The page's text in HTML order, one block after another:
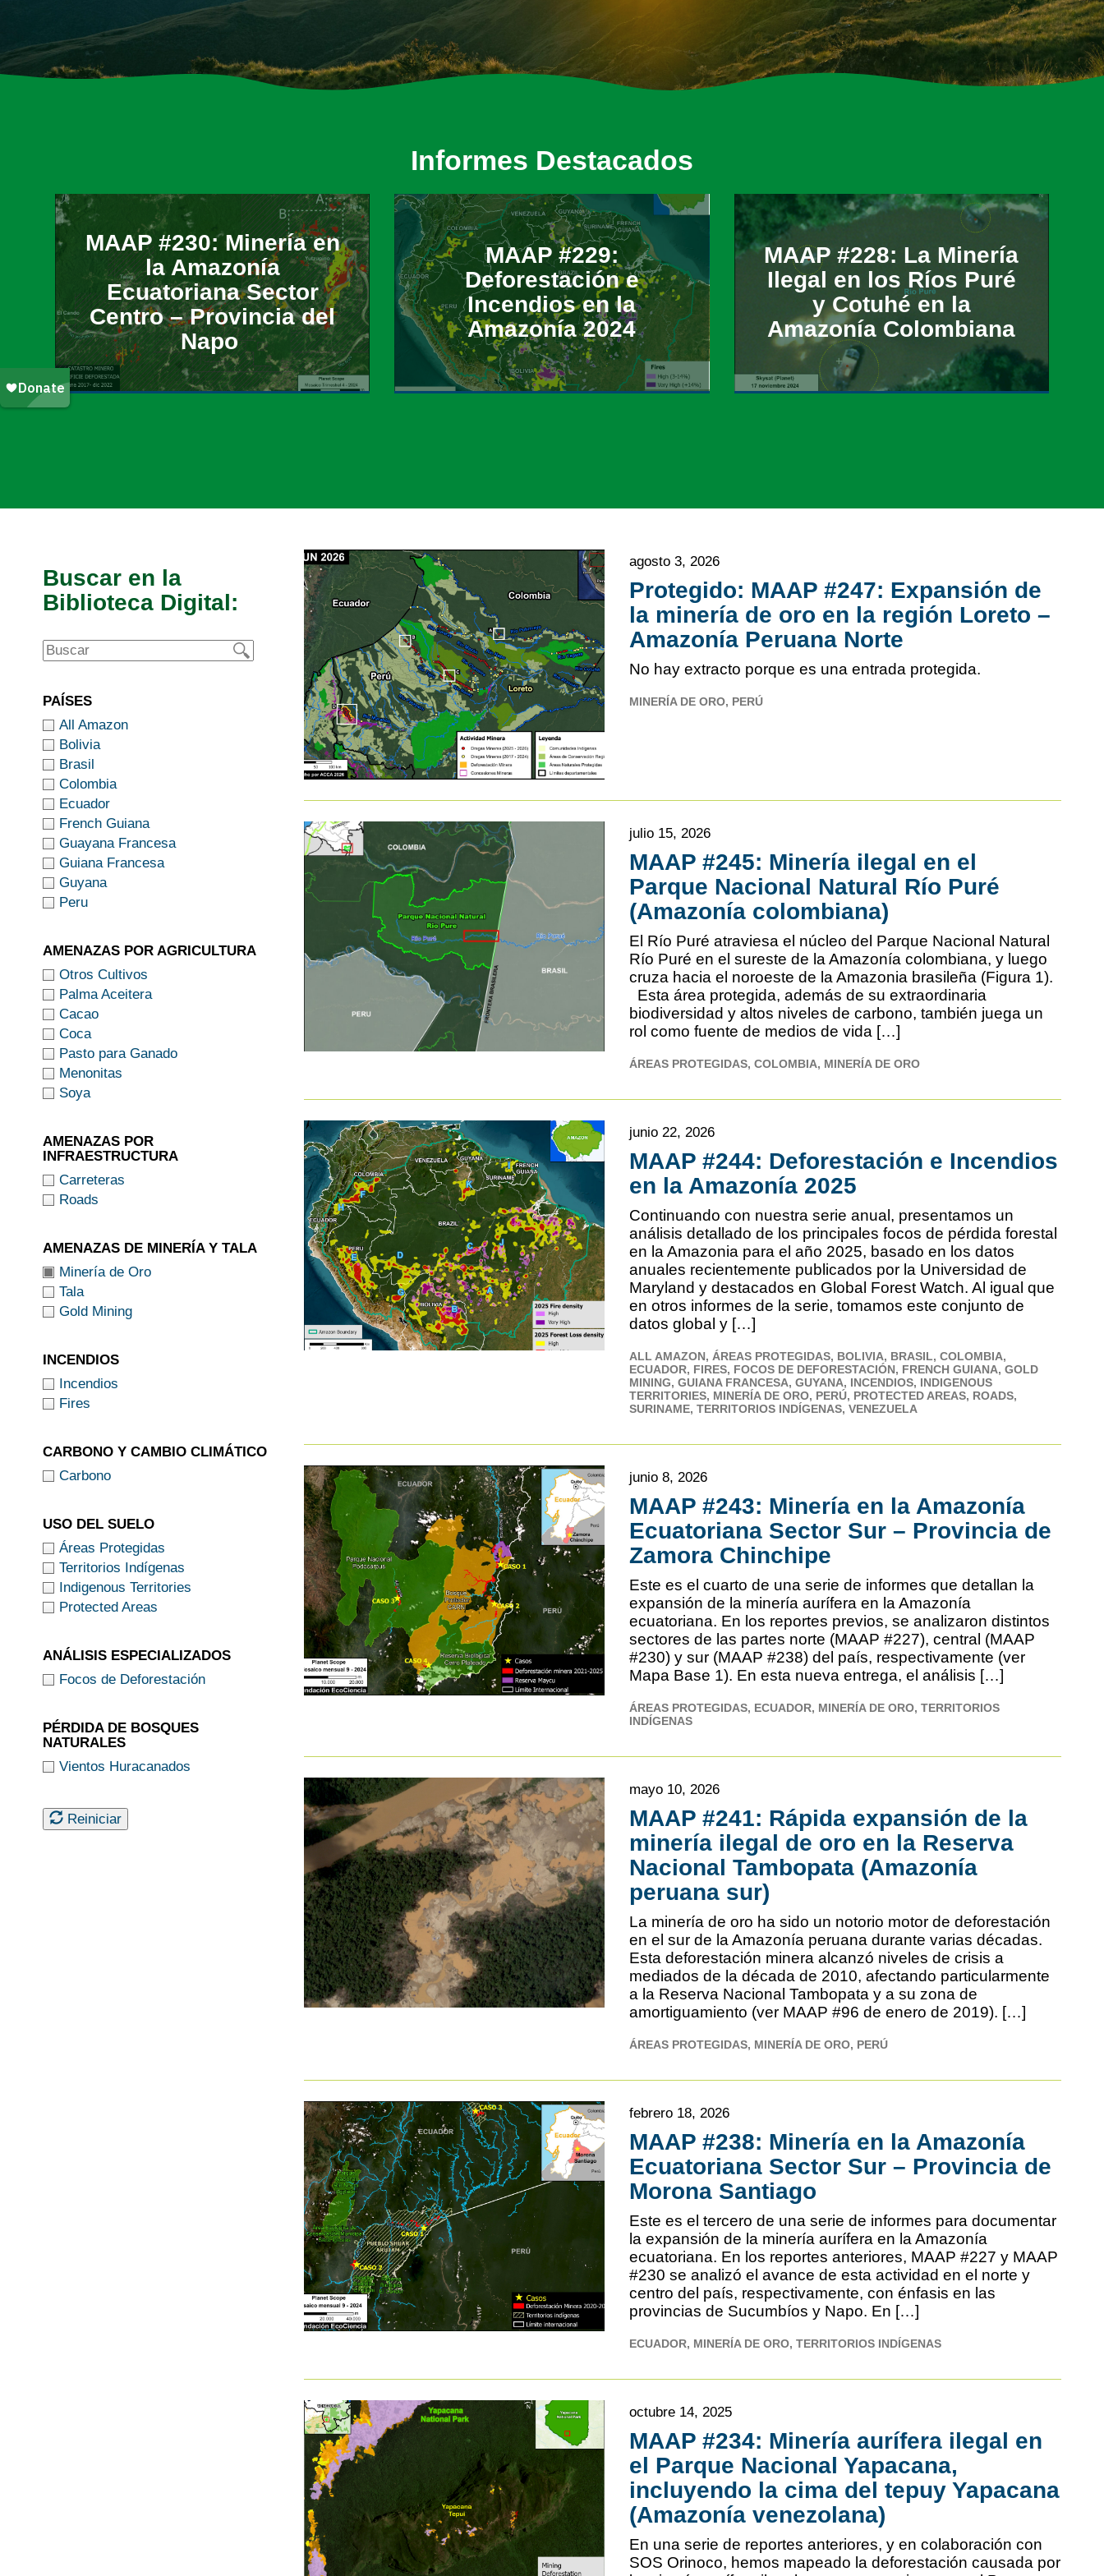
Informes Destacados
​MAAP #230: Minería en
la Amazonía
Ecuatoriana Sector
Centro – Provincia del
Napo ​
MAAP #229:
Deforestación e
Incendios en la
Amazonía 2024
MAAP #228: La Minería
Ilegal en los Ríos Puré
y Cotuhé en la
Amazonía Colombiana
Buscar en la
Biblioteca Digital:
PAÍSES
All Amazon
Bolivia
Brasil
Colombia
Ecuador
French Guiana
Guayana Francesa
Guiana Francesa
Guyana
Peru
AMENAZAS POR AGRICULTURA
Otros Cultivos
Palma Aceitera
Cacao
Coca
Pasto para Ganado
Menonitas
Soya
AMENAZAS POR
INFRAESTRUCTURA
Carreteras
Roads
AMENAZAS DE MINERÍA Y TALA
Minería de Oro
Tala
Gold Mining
INCENDIOS
Incendios
Fires
CARBONO Y CAMBIO CLIMÁTICO
Carbono
USO DEL SUELO
Áreas Protegidas
Territorios Indígenas
Indigenous Territories
Protected Areas
ANÁLISIS ESPECIALIZADOS
Focos de Deforestación
PÉRDIDA DE BOSQUES
NATURALES
Vientos Huracanados
Reiniciar
agosto 3, 2026
Protegido: MAAP #247: Expansión de
la minería de oro en la región Loreto –
Amazonía Peruana Norte
No hay extracto porque es una entrada protegida.
MINERÍA DE ORO PERÚ
julio 15, 2026
MAAP #245: Minería ilegal en el
Parque Nacional Natural Río Puré
(Amazonía colombiana)
El Río Puré atraviesa el núcleo del Parque Nacional Natural
Río Puré en el sureste de la Amazonía colombiana, y luego
cruza hacia el noroeste de la Amazonia brasileña (Figura 1).
Esta área protegida, además de su extraordinaria
biodiversidad y altos niveles de carbono, también juega un
rol como fuente de medios de vida […]
ÁREAS PROTEGIDAS COLOMBIA MINERÍA DE ORO
junio 22, 2026
MAAP #244: Deforestación e Incendios
en la Amazonía 2025
Continuando con nuestra serie anual, presentamos un
análisis detallado de los principales focos de pérdida forestal
en la Amazonia para el año 2025, basado en los datos
anuales recientemente publicados por la Universidad de
Maryland y destacados en Global Forest Watch. Al igual que
en otros informes de la serie, tomamos este conjunto de
datos global y […]
ALL AMAZON ÁREAS PROTEGIDAS BOLIVIA BRASIL COLOMBIA
ECUADOR FIRES FOCOS DE DEFORESTACIÓN FRENCH GUIANA GOLD
MINING GUIANA FRANCESA GUYANA INCENDIOS INDIGENOUS
TERRITORIES MINERÍA DE ORO PERÚ PROTECTED AREAS ROADS
SURINAME TERRITORIOS INDÍGENAS VENEZUELA
junio 8, 2026
​MAAP #243: Minería en la Amazonía
Ecuatoriana Sector Sur – Provincia de
Zamora Chinchipe​
Este es el cuarto de una serie de informes que detallan la
expansión de la minería aurífera en la Amazonía
ecuatoriana. En los reportes previos, se analizaron distintos
sectores de las partes norte (MAAP #227), central (MAAP
#230) y sur (MAAP #238) del país, respectivamente (ver
Mapa Base 1). En esta nueva entrega, el análisis […]
ÁREAS PROTEGIDAS ECUADOR MINERÍA DE ORO TERRITORIOS
INDÍGENAS
mayo 10, 2026
MAAP #241: Rápida expansión de la
minería ilegal de oro en la Reserva
Nacional Tambopata (Amazonía
peruana sur)
La minería de oro ha sido un notorio motor de deforestación
en el sur de la Amazonía peruana durante varias décadas.
Esta deforestación minera alcanzó niveles de crisis a
mediados de la década de 2010, afectando particularmente
a la Reserva Nacional Tambopata y a su zona de
amortiguamiento (ver MAAP #96 de enero de 2019). […]
ÁREAS PROTEGIDAS MINERÍA DE ORO PERÚ
febrero 18, 2026
MAAP #238: Minería en la Amazonía
Ecuatoriana Sector Sur – Provincia de
Morona Santiago
Este es el tercero de una serie de informes para documentar
la expansión de la minería aurífera en la Amazonía
ecuatoriana. En los reportes anteriores, MAAP #227 y MAAP
#230 se analizó el avance de esta actividad en el norte y
centro del país, respectivamente, con énfasis en las
provincias de Sucumbíos y Napo. En […]
ECUADOR MINERÍA DE ORO TERRITORIOS INDÍGENAS
octubre 14, 2025
MAAP #234: Minería aurífera ilegal en
el Parque Nacional Yapacana,
incluyendo la cima del tepuy Yapacana
(Amazonía venezolana)
En una serie de reportes anteriores, y en colaboración con
SOS Orinoco, hemos mapeado la deforestación causada por